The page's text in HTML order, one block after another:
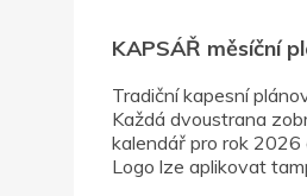
KAPSÁŘ měsíční
Tradiční kapesní
Každá dvoustrana
kalendář pro rok 2026
Logo lze aplikovat